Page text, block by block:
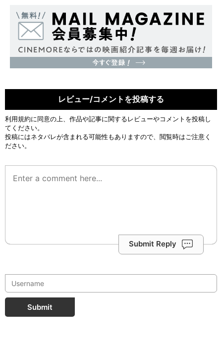
レビュー/コメントを投稿する
利用規約に同意の上、作品や記事に関するレビューやコメントを投稿し
てください。
投稿にはネタバレが含まれる可能性もありますので、閲覧時はご注意く
ださい。
Submit Reply
Submit